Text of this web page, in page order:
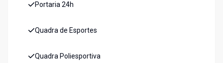
Portaria 24h
Quadra de Esportes
Quadra Poliesportiva